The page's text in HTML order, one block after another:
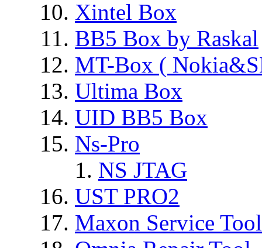
Xintel Box
BB5 Box by Raskal
MT-Box (
Ultima Box
UID BB5 Box
Ns-Pro
NS JTAG
UST PRO2
Maxon Service